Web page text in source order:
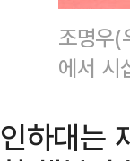
조명우(
에서 시
인하대는